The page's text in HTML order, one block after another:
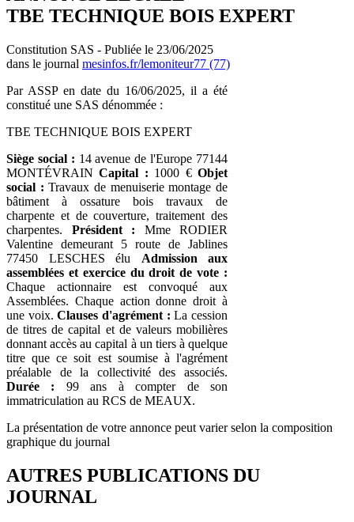
TBE TECHNIQUE BOIS EXPERT
Constitution SAS - Publiée le 23/06/2025
dans le journal mesinfos.fr/lemoniteur77 (77)
Par ASSP en date du 16/06/2025, il a été
constitué une SAS dénommée :
TBE TECHNIQUE BOIS EXPERT
Siège social : 14 avenue de l'Europe 77144
MONTÉVRAINCapital : 1000 €Objet
social : Travaux de menuiserie montage de
bâtiment à ossature bois travaux de
charpente et de couverture, traitement des
charpentes. Président : Mme RODIER
Valentine demeurant 5 route de Jablines
77450 LESCHES élu Admission aux
assemblées et exercice du droit de vote :
Chaque actionnaire est convoqué aux
Assemblées. Chaque action donne droit à
une voix.Clauses d'agrément : La cession
de titres de capital et de valeurs mobilières
donnant accès au capital à un tiers à quelque
titre que ce soit est soumise à l'agrément
préalable de la collectivité des associés.
Durée : 99 ans à compter de son
immatriculation au RCS de MEAUX.
La présentation de votre annonce peut varier selon la composition
graphique du journal
AUTRES PUBLICATIONS DU
JOURNAL